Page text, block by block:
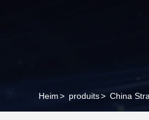
Heim> produits> China